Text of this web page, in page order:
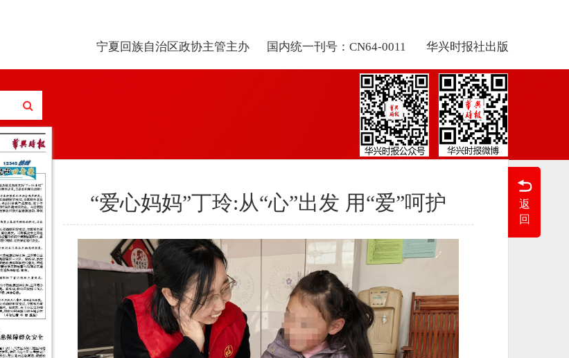
宁夏回族自治区政协主管主办 国内统一刊号：CN64-0011 华兴时报社出版
返
回
“爱心妈妈”丁玲:从“心”出发 用“爱”呵护